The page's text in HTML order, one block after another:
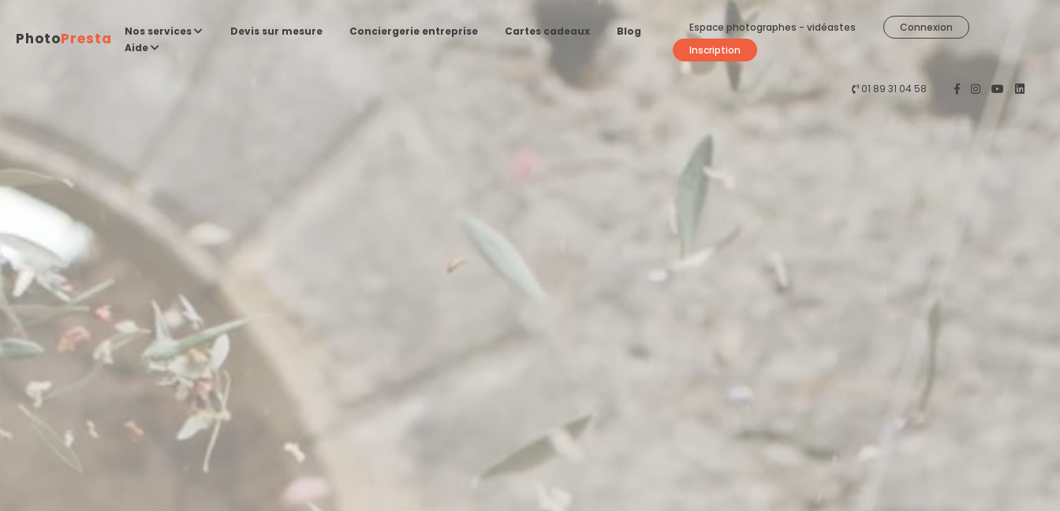
PhotoPresta Nos services Devis sur mesure Conciergerie entreprise Cartes cadeaux
Blog
Aide
Espace photographes - vidéastes
Connexion
Inscription
01 89 31 04 58